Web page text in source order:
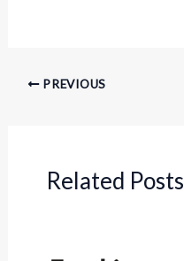
PREVIOUS
Related Posts